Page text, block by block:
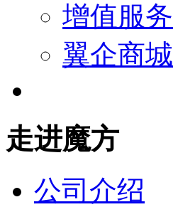
增值服务
翼企商城
走进魔方
公司介绍